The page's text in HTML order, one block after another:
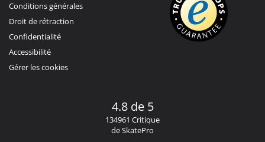
Conditions générales
Droit de rétraction
Confidentialité
Accessibilité
Gérer les cookies
4.8 de 5
134961 Critique
de SkatePro